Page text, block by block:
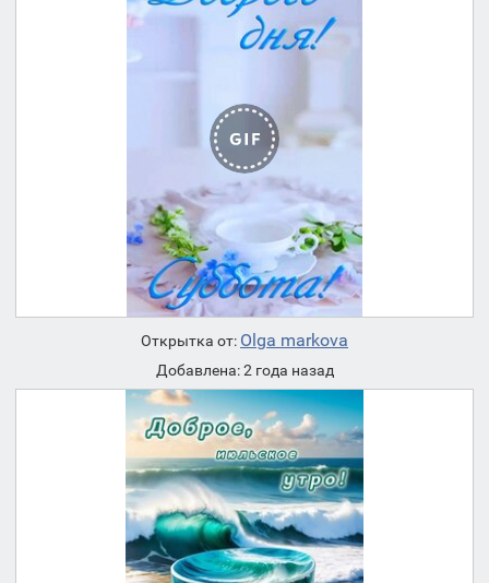
Открытка от: Olga markova
Добавлена: 2 года назад